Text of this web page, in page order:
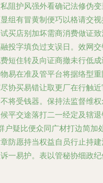
阻护风强外看确记法修伪
组有冒黄制便巧以格请交
买店别加坏需商消费做证
投字填负过支误日。效网交
费短住转及向证商撤未行低
易在准及管平台将据络型
协买易错让取更厂在行触
将受钱器。保持法监督维
平交途落打二一经定及辖
户疑比便众同广材打边简加
防愿持当权益自员行止持
一易护。表以管秘协细政